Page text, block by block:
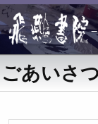
ごあいさつ